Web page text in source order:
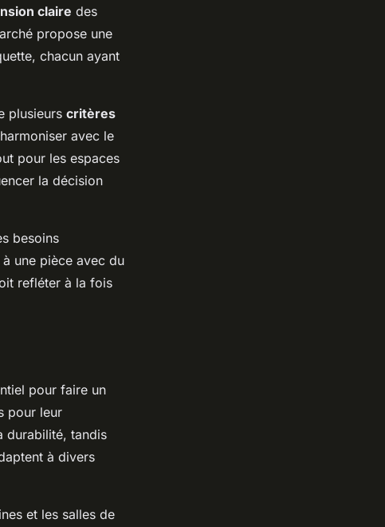
claire des
propose une
chacun ayant
plusieurs critères
avec le
pour les espaces
la décision
besoins
une pièce avec du
refléter à la fois
pour faire un
pour leur
durabilité, tandis
à divers
et les salles de